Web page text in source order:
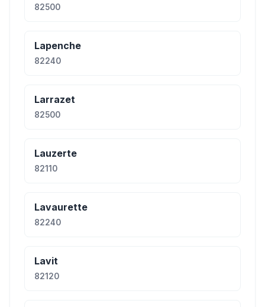
82500
Lapenche
82240
Larrazet
82500
Lauzerte
82110
Lavaurette
82240
Lavit
82120